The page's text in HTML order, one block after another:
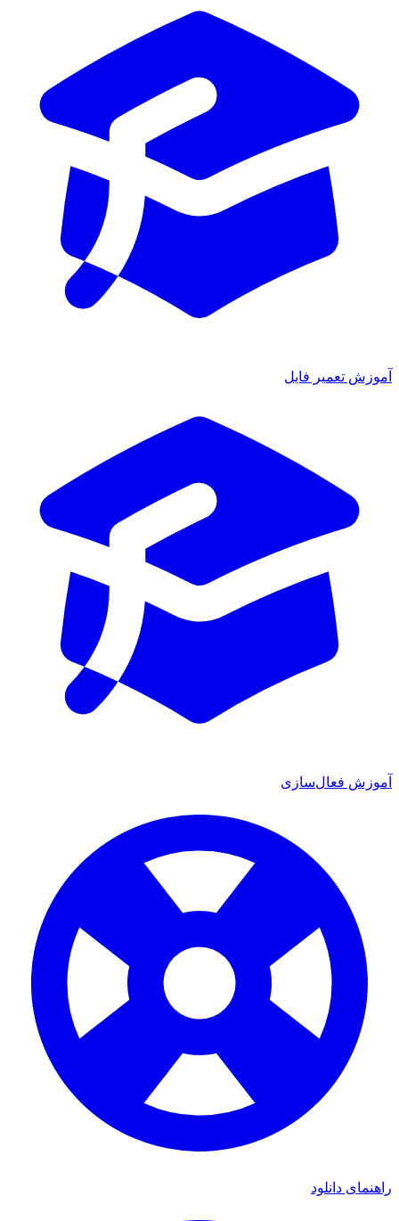
تعمیر فایل
فعال‌سازی
دانلود